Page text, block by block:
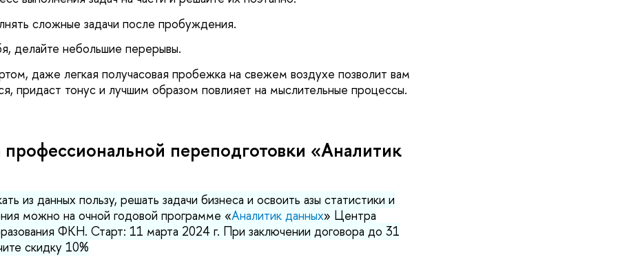
сложные задачи после пробуждения.
делайте небольшие перерывы.
даже легкая получасовая пробежка на свежем воздухе позволит вам
придаст тонус и лучшим образом повлияет на мыслительные процессы.
переподготовки «Аналитик
из данных пользу, решать задачи бизнеса и освоить азы статистики и
можно на очной годовой программе «Аналитик данных» Центра
ФКН. Старт: 11 марта 2024 г. При заключении договора до 31
скидку 10%